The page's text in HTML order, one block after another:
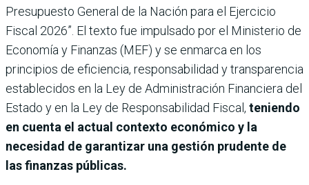
Presupuesto General de la Nación para el Ejercicio
Fiscal 2026”. El texto fue impulsado por el Ministerio de
Economía y Finanzas (MEF) y se enmarca en los
principios de eficiencia, responsabilidad y transparencia
establecidos en la Ley de Administración Financiera del
Estado y en la Ley de Responsabilidad Fiscal, teniendo
en cuenta el actual contexto económico y la
necesidad de garantizar una gestión prudente de
las finanzas públicas.